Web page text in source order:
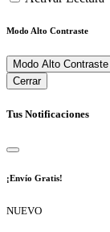
Modo Alto Contraste
Modo Alto Contraste
Cerrar
Tus Notificaciones
¡Envío Gratis!
NUEVO